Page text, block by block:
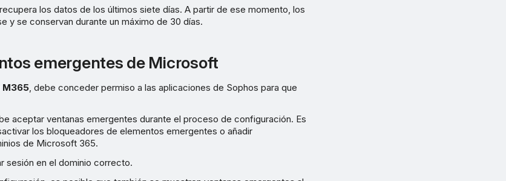
los datos de los últimos siete días. A partir de ese momento, los
y se conservan durante un máximo de 30 días.
emergentes de Microsoft
M365, debe conceder permiso a las aplicaciones de Sophos para que
aceptar ventanas emergentes durante el proceso de configuración. Es
los bloqueadores de elementos emergentes o añadir
de Microsoft 365.
sesión en el dominio correcto.